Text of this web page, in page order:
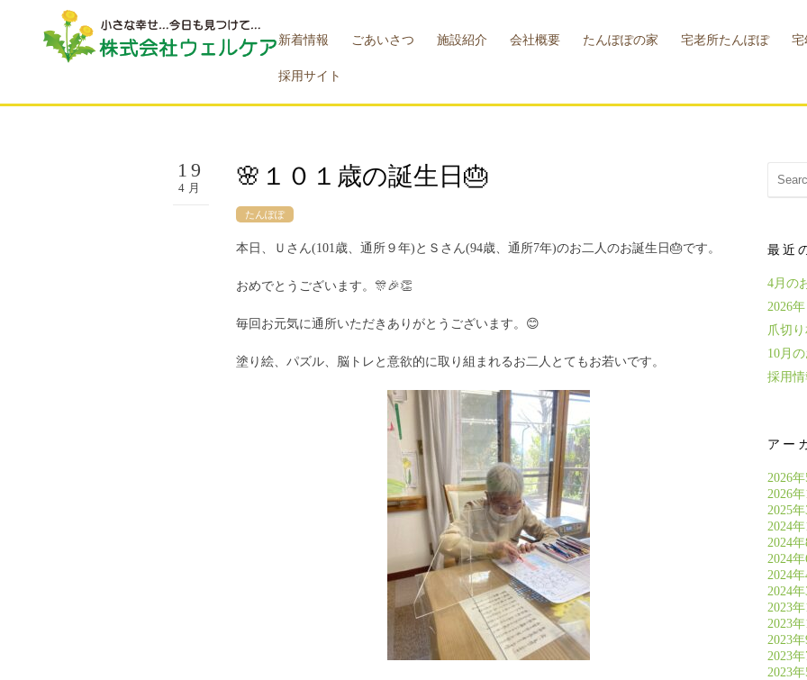
新着情報 ごあいさつ 施設紹介 会社概要 たんぽぽの家 宅老所たんぽぽ 宅
採用サイト
19
4月 🌸１０１歳の誕生日🎂
たんぽぽ
本日、Ｕさん(101歳、通所９年)とＳさん(94歳、通所7年)のお二人のお誕生日🎂です。
おめでとうございます。🎊🎉👏
毎回お元気に通所いただきありがとうございます。😊
塗り絵、パズル、脳トレと意欲的に取り組まれるお二人とてもお若いです。
最近
4月の
2026
爪切
10月
採用情
アー
2026年
2026年
2025年
2024年
2024年
2024年
2024年
2024年
2023年
2023年
2023年
2023年
2023年